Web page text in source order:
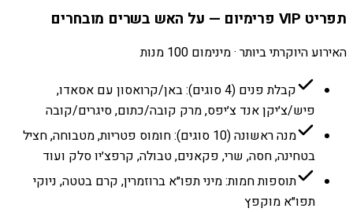
תפריט VIP פרימיום — על האש בשרים מובחרים
האירוע היוקרתי ביותר · מינימום 100 מנות
קבלת פנים (4 סוגים): באן/קרואסון עם אסאדו,
פיש/צ׳יקן אנד צ׳יפס, מרק קובה/כתום, סיגרים/קובה
מנה ראשונה (10 סוגים): חומוס פטריות, מטבוחה, חציל
בטחינה, חסה, שרי, פקאנים, טבולה, קרפצ׳יו סלק ועוד
תוספות חמות: מיני תפו״א ברוזמרין, קרם בטטה, ניוקי
תפו״א מוקפץ